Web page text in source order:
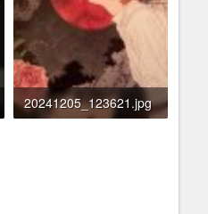
20241205_123621.jpg